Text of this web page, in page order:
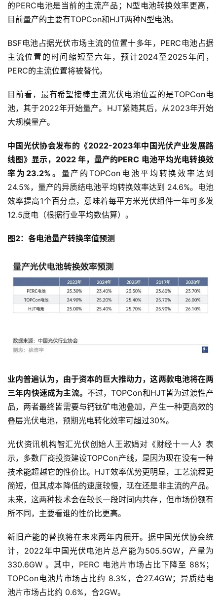
的PERC电池是当前的主流产品；N型电池转换效率更高，
目前量产的主要有TOPCon和HJT两种N型电池。
BSF电池占据光伏市场主流的位置十多年，PERC电池占据
主流位置的时间缩短至六年，预计2024至2025年间，
PERC的主流位置将被替代。
目前看，最有希望接棒主流光伏电池位置的是TOPCon电
池，其于2022年开始量产。HJT紧随其后，从2023年开始
大规模量产。
中国光伏协会发布的《2022-2023年中国光伏产业发展路
线图》显示，2022 年，量产的PERC 电池平均光电转换效
率为23.2%。 量产的TOPCon电池平均转换效率达到
24.5%，量产的异质结电池平均转换效率达到 24.6%。电池
效率提高1个百分点，意味着每平方米光伏组件一年可多发
12.5度电（根据行业平均数估算）。
图2：各电池量产转换率值预测
业内普遍认为，由于资本的巨大推动力，这两款电池将在两
三年内快速成为主流。 不过，TOPCon和HJT皆为过渡性产
品，两者最终皆需要与钙钛矿电池叠加，产生一种更高效的
叠层光伏电池，预期光电转化效率可超过30%。
光伏资讯机构智汇光伏创始人王淑娟对《财经十一人》表
示，多数厂商投资建设TOPCon产线，是因为现在没有一种
技术能超越它的性价比。HJT效率优势更明显，工艺流程更
简短，但其成本降低的速度较慢，现在还是非主流的产品。
未来，这两种技术会在较长一段时间内共存，但市场份额有
所不同，主要看谁的性价比更高。
新旧产能的替换将在未来两年内展开。据中国光伏协会统
计，2022年中国光伏电池片总产能为505.5GW，产量为
330.6GW 。其中，PERC 电池片市场占比下降至 88%；
TOPCon电池片市场占比约 8.3%，合27.4GW；异质结电
池片市场占比约 0.6%，合2GW。